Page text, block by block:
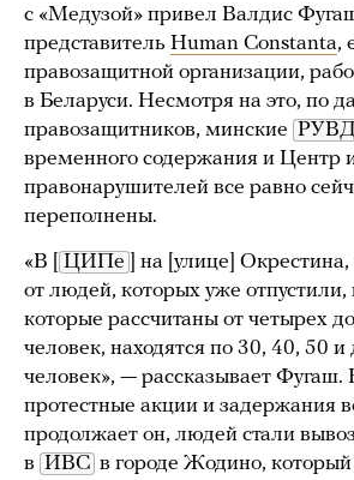
с «Медузой» привел Валдис
представитель Human Constanta,
правозащитной организации,
в Беларуси. Несмотря на это, по
правозащитников, минские РУВД
временного содержания и Центр
правонарушителей все равно
переполнены.
«В [
ЦИПе
] на [улице]
от людей, которых уже отпустили,
которые рассчитаны от четырех
человек, находятся по 30, 40, 50
человек», — рассказывает Фугаш.
протестные акции и задержания
продолжает он, людей стали
в ИВС в городе Жодино, который